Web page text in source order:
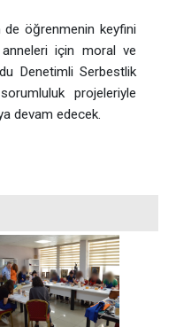
de öğrenmenin keyfini
için moral ve
Denetimli Serbestlik
projeleriyle
devam edecek.